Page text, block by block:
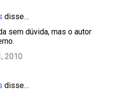
disse…
sem dúvida, mas o autor
2010
disse…